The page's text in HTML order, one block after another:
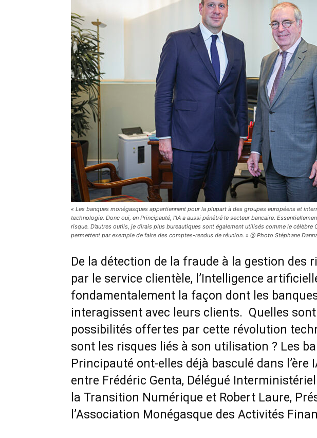
« Les banques monégasques appartiennent pour la plupart à des groupes européens et
technologie. Donc oui, en Principauté, l’IA a aussi pénétré le secteur bancaire.
risque. D’autres outils, je dirais plus bureautiques sont également utilisés comme le célèbre
permettent par exemple de faire des comptes-rendus de réunion. » @ Photo Stéphane
De la détection de la fraude à la gestion des
par le service clientèle, l’Intelligence
fondamentalement la façon dont les
interagissent avec leurs clients. Quelles
possibilités offertes par cette révolution
sont les risques liés à son utilisation ? Les
Principauté ont-elles déjà basculé dans l’ère
entre Frédéric Genta, Délégué
la Transition Numérique et Robert Laure,
l’Association Monégasque des Activités